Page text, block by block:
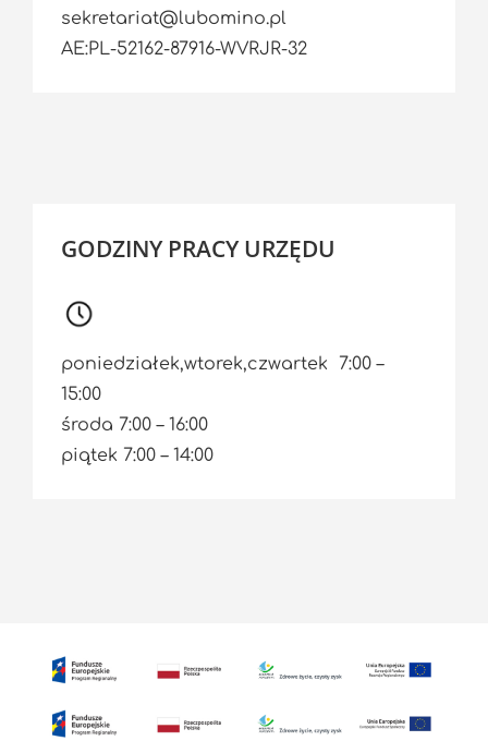
sekretariat@lubomino.pl
AE:PL-52162-87916-WVRJR-32
GODZINY PRACY URZĘDU
poniedziałek,wtorek,czwartek 7:00 –
15:00
środa 7:00 – 16:00
piątek 7:00 – 14:00